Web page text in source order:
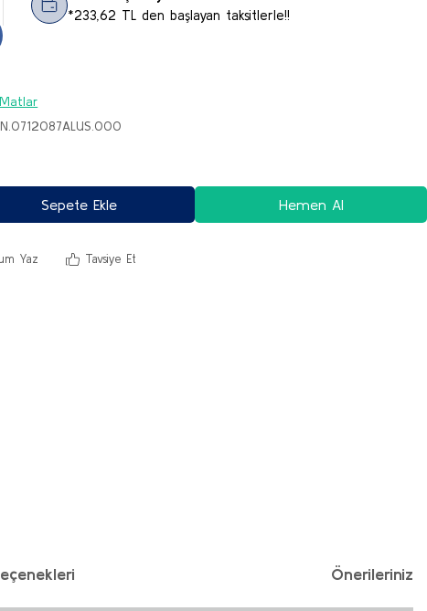
*233,62 TL den başlayan taksitlerle!!
Sepete Ekle Hemen Al
Yaz Tavsiye Et
Önerileriniz